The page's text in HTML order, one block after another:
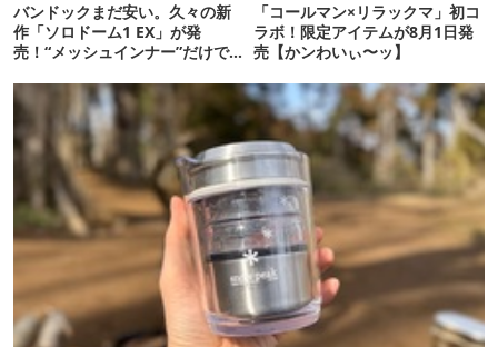
バンドックまだ安い。久々の新
作「ソロドーム1 EX」が発
売！“メッシュインナー”だけで
「コールマン×リラックマ」初コ
ラボ！限定アイテムが8月1日発
売【かンわいぃ〜ッ】